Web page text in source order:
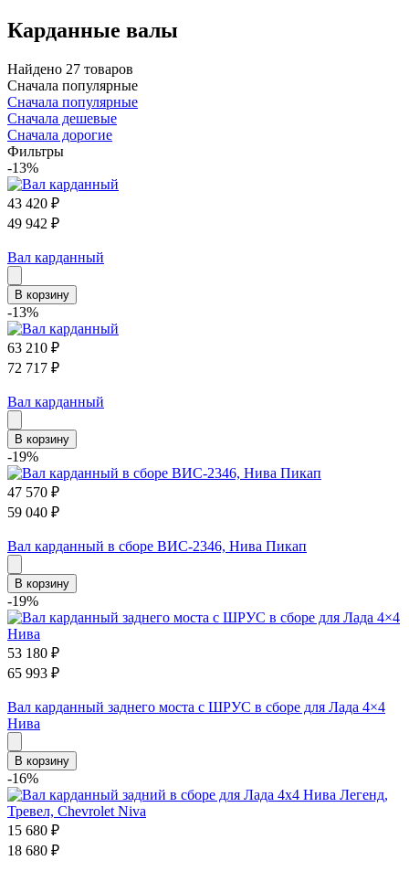
Карданные валы
Найдено 27 товаров
Сначала популярные
Сначала популярные
Сначала дешевые
Сначала дорогие
Фильтры
-13%
43 420 ₽
49 942 ₽
Вал карданный
В корзину
-13%
63 210 ₽
72 717 ₽
Вал карданный
В корзину
-19%
47 570 ₽
59 040 ₽
Вал карданный в сборе ВИС-2346, Нива Пикап
В корзину
-19%
53 180 ₽
65 993 ₽
Вал карданный заднего моста с ШРУС в сборе для Лада 4×4
Нива
В корзину
-16%
15 680 ₽
18 680 ₽